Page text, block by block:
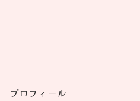
プロフィール